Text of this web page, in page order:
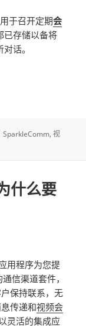
于召开定期会
已存储以备将
话。
SparkleComm 视
什么要
用程序为您提
信渠道套件，
保持联系，无
传递和视频会
灵活的集成应